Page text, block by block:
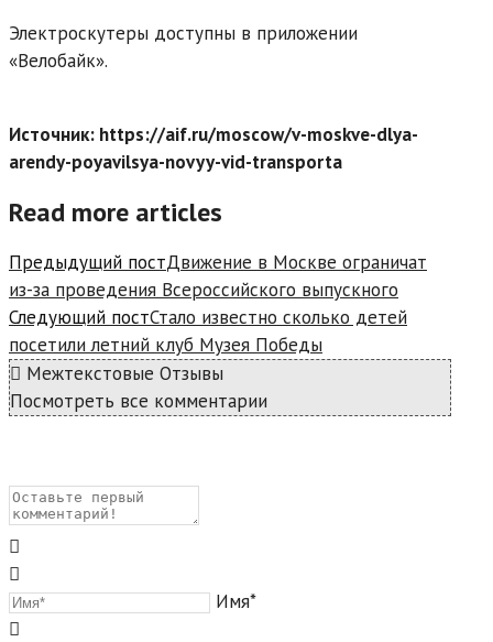
Электроскутеры доступны в приложении
«Велобайк».
Источник: https://aif.ru/moscow/v-moskve-dlya-
arendy-poyavilsya-novyy-vid-transporta
Read more articles
Предыдущий постДвижение в Москве ограничат
из-за проведения Всероссийского выпускного
Следующий постСтало известно сколько детей
посетили летний клуб Музея Победы
Межтекстовые Отзывы
Посмотреть все комментарии
Имя*